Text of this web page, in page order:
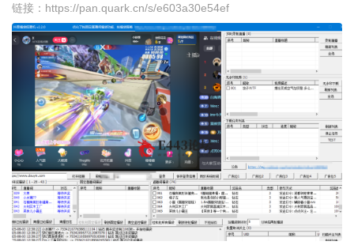
链接：https://pan.quark.cn/s/e603a30e54ef